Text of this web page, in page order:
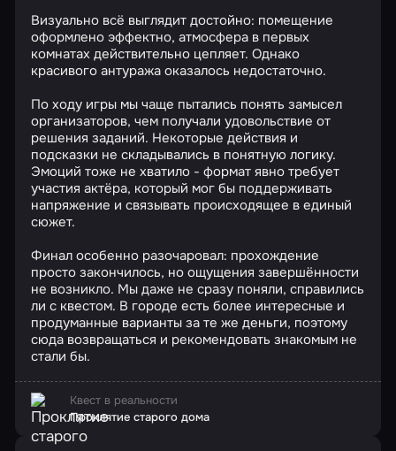
Визуально всё выглядит достойно: помещение
оформлено эффектно, атмосфера в первых
комнатах действительно цепляет. Однако
красивого антуража оказалось недостаточно.
По ходу игры мы чаще пытались понять замысел
организаторов, чем получали удовольствие от
решения заданий. Некоторые действия и
подсказки не складывались в понятную логику.
Эмоций тоже не хватило - формат явно требует
участия актёра, который мог бы поддерживать
напряжение и связывать происходящее в единый
сюжет.
Финал особенно разочаровал: прохождение
просто закончилось, но ощущения завершённости
не возникло. Мы даже не сразу поняли, справились
ли с квестом. В городе есть более интересные и
продуманные варианты за те же деньги, поэтому
сюда возвращаться и рекомендовать знакомым не
стали бы.
Квест в реальности
Проклятие старого дома